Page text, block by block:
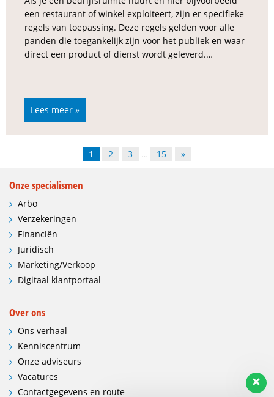
een restaurant of winkel exploiteert, zijn er specifieke
regels van toepassing. Deze regels gelden voor alle
panden die toegankelijk zijn voor het publiek en waar
direct een product of dienst wordt geleverd.…
Lees meer »
1 2 3 … 15 »
Onze specialismen
Arbo
Verzekeringen
Financiën
Juridisch
Marketing/Verkoop
Digitaal klantportaal
Over ons
Ons verhaal
Kenniscentrum
Onze adviseurs
Vacatures
Contactgegevens en route